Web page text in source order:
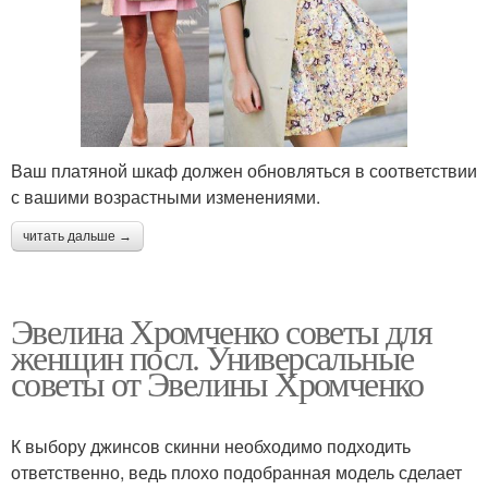
Ваш платяной шкаф должен обновляться в соответствии
с вашими возрастными изменениями.
читать дальше →
Эвелина Хромченко советы для
женщин посл. Универсальные
советы от Эвелины Хромченко
К выбору джинсов скинни необходимо подходить
ответственно, ведь плохо подобранная модель сделает